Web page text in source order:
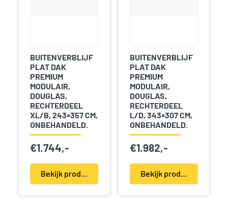
BUITENVERBLIJF
PLAT DAK
PREMIUM
MODULAIR,
DOUGLAS,
RECHTERDEEL
XL/B, 243×357 CM,
ONBEHANDELD.
€1.744,-
Bekijk product(en)
BUITENVERBLIJF
PLAT DAK
PREMIUM
MODULAIR,
DOUGLAS,
RECHTERDEEL
L/D, 343×307 CM,
ONBEHANDELD.
€1.982,-
Bekijk product(en)